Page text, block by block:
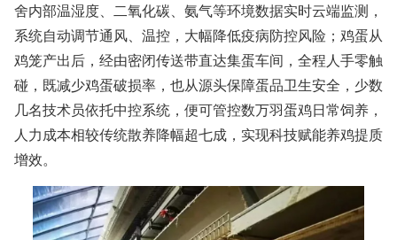
舍内部温湿度、二氧化碳、氨气等环境数据实时云端监测，
系统自动调节通风、温控，大幅降低疫病防控风险；鸡蛋从
鸡笼产出后，经由密闭传送带直达集蛋车间，全程人手零触
碰，既减少鸡蛋破损率，也从源头保障蛋品卫生安全，少数
几名技术员依托中控系统，便可管控数万羽蛋鸡日常饲养，
人力成本相较传统散养降幅超七成，实现科技赋能养鸡提质
增效。